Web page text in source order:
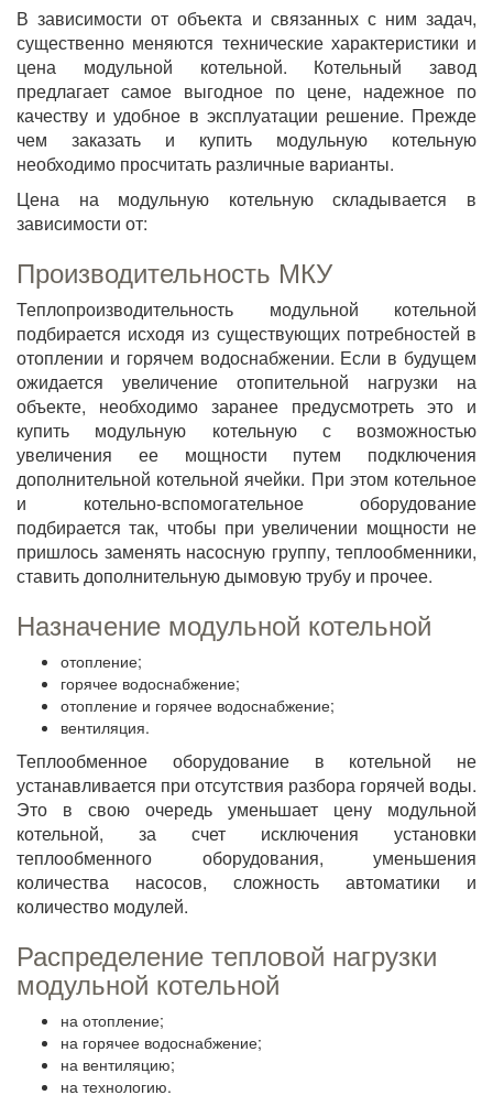
В зависимости от объекта и связанных с ним задач,
существенно меняются технические характеристики и
цена модульной котельной. Котельный завод
предлагает самое выгодное по цене, надежное по
качеству и удобное в эксплуатации решение. Прежде
чем заказать и купить модульную котельную
необходимо просчитать различные варианты.
Цена на модульную котельную складывается в
зависимости от:
Производительность МКУ
Теплопроизводительность модульной котельной
подбирается исходя из существующих потребностей в
отоплении и горячем водоснабжении. Если в будущем
ожидается увеличение отопительной нагрузки на
объекте, необходимо заранее предусмотреть это и
купить модульную котельную с возможностью
увеличения ее мощности путем подключения
дополнительной котельной ячейки. При этом котельное
и котельно-вспомогательное оборудование
подбирается так, чтобы при увеличении мощности не
пришлось заменять насосную группу, теплообменники,
ставить дополнительную дымовую трубу и прочее.
Назначение модульной котельной
отопление;
горячее водоснабжение;
отопление и горячее водоснабжение;
вентиляция.
Теплообменное оборудование в котельной не
устанавливается при отсутствия разбора горячей воды.
Это в свою очередь уменьшает цену модульной
котельной, за счет исключения установки
теплообменного оборудования, уменьшения
количества насосов, сложность автоматики и
количество модулей.
Распределение тепловой нагрузки
модульной котельной
на отопление;
на горячее водоснабжение;
на вентиляцию;
на технологию.